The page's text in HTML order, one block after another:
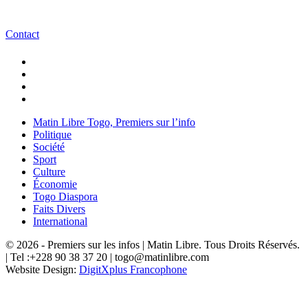
Contact
Matin Libre Togo, Premiers sur l’info
Politique
Société
Sport
Culture
Économie
Togo Diaspora
Faits Divers
International
© 2026 - Premiers sur les infos | Matin Libre. Tous Droits Réservés.
| Tel :+228 90 38 37 20 | togo@matinlibre.com
Website Design: DigitXplus Francophone